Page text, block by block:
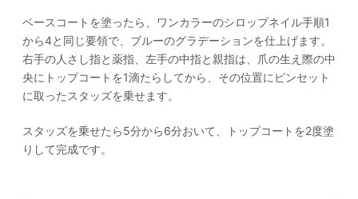
ベースコートを塗ったら、ワンカラーのシロップネイル手順1
から4と同じ要領で、ブルーのグラデーションを仕上げます。
右手の人さし指と薬指、左手の中指と親指は、爪の生え際の中
央にトップコートを1滴たらしてから、その位置にピンセット
に取ったスタッズを乗せます。
スタッズを乗せたら5分から6分おいて、トップコートを2度塗
りして完成です。